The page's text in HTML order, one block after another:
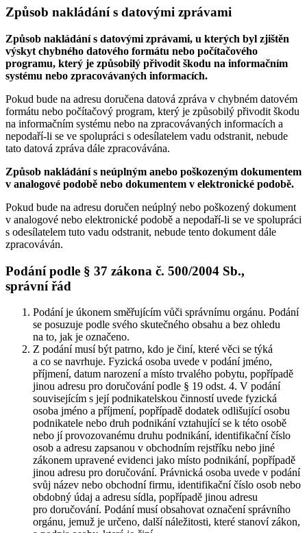
Způsob nakládání s datovými zprávami
Způsob nakládání s datovými zprávami, u kterých byl zjištěn
výskyt chybného datového formátu nebo počítačového
programu, který je způsobilý přivodit škodu na informačním
systému nebo zpracovávaných informacích.
Pokud bude na adresu doručena datová zpráva v chybném datovém
formátu nebo počítačový program, který je způsobilý přivodit škodu
na informačním systému nebo na zpracovávaných informacích a
nepodaří-li se ve spolupráci s odesílatelem vadu odstranit, nebude
tato datová zpráva dále zpracovávána.
Způsob nakládání s neúplným anebo poškozeným dokumentem
v analogové podobě nebo dokumentem v elektronické podobě.
Pokud bude na adresu doručen neúplný nebo poškozený dokument
v analogové nebo elektronické podobě a nepodaří-li se ve spolupráci
s odesílatelem tuto vadu odstranit, nebude tento dokument dále
zpracováván.
Podání podle § 37 zákona č. 500/2004 Sb.,
správní řád
Podání je úkonem směřujícím vůči správnímu orgánu. Podání
se posuzuje podle svého skutečného obsahu a bez ohledu
na to, jak je označeno.
Z podání musí být patrno, kdo je činí, které věci se týká
a co se navrhuje. Fyzická osoba uvede v podání jméno,
příjmení, datum narození a místo trvalého pobytu, popřípadě
jinou adresu pro doručování podle § 19 odst. 4. V podání
souvisejícím s její podnikatelskou činností uvede fyzická
osoba jméno a příjmení, popřípadě dodatek odlišující osobu
podnikatele nebo druh podnikání vztahující se k této osobě
nebo jí provozovanému druhu podnikání, identifikační číslo
osob a adresu zapsanou v obchodním rejstříku nebo jiné
zákonem upravené evidenci jako místo podnikání, popřípadě
jinou adresu pro doručování. Právnická osoba uvede v podání
svůj název nebo obchodní firmu, identifikační číslo osob nebo
obdobný údaj a adresu sídla, popřípadě jinou adresu
pro doručování. Podání musí obsahovat označení správního
orgánu, jemuž je určeno, další náležitosti, které stanoví zákon,